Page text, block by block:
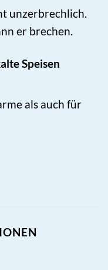
unzerbrechlich.
er brechen.
Speisen
als auch für